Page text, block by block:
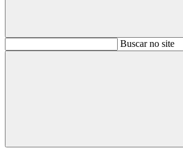
BuscarBuscar no site
Buscar